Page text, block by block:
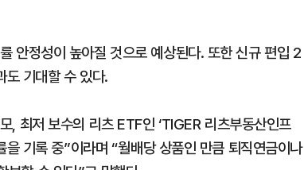
안정성이 높아질 것으로 예상된다. 또한 신규 편입 2
기대할 수 있다.
, 최저 보수의 리츠 ETF인 ‘TIGER 리츠부동산인프
기록 중”이라며 “월배당 상품인 만큼 퇴직연금이나